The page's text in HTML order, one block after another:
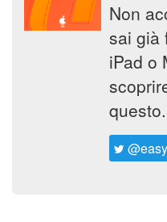
Non
sai già
iPad o
questo.